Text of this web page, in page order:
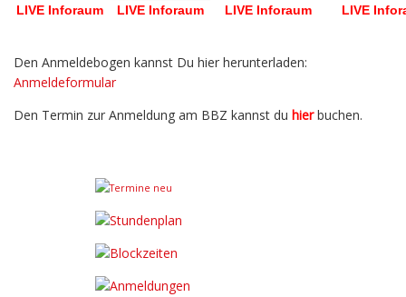
LIVE Inforaum LIVE Inforaum LIVE Inforaum LIVE
Den Anmeldebogen kannst Du hier herunterladen:
Anmeldeformular
Den Termin zur Anmeldung am BBZ kannst du hier buchen.